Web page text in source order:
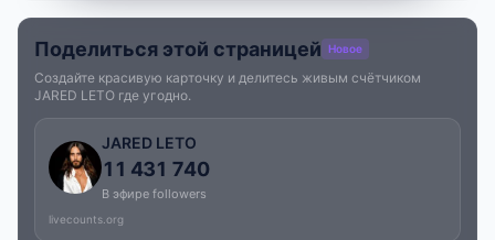
Поделиться этой страницей Новое
Создайте красивую карточку и делитесь живым счётчиком
JARED LETO где угодно.
JARED LETO
11 431 740
В эфире followers
livecounts.org